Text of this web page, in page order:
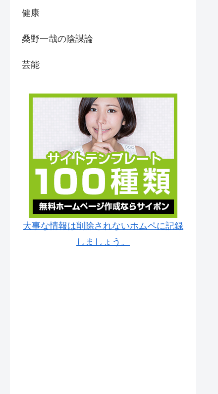
健康
桑野一哉の陰謀論
芸能
大事な情報は削除されないホムペに記録
しましょう。